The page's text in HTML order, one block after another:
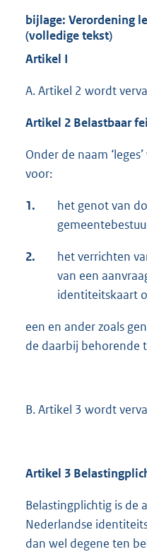
bijlage: Verordening
(volledige tekst)
Artikel I
A. Artikel 2 wordt
Artikel 2 Belastbaar
Onder de naam
voor:
1.
het genot van
2.
het verrichten
van een
identiteitskaart
een en ander zoals
de daarbij behorende
B. Artikel 3 wordt
Artikel 3
Belastingplichtig is de
Nederlandse
dan wel degene ten